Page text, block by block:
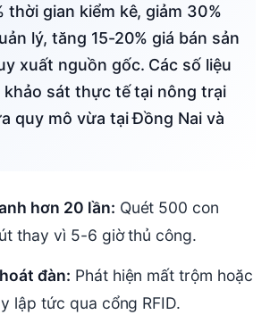
thời gian kiểm kê, giảm 30%
lý, tăng 15-20% giá bán sản
xuất nguồn gốc. Các số liệu
khảo sát thực tế tại nông trại
quy mô vừa tại Đồng Nai và
hơn 20 lần: Quét 500 con
thay vì 5-6 giờ thủ công.
đàn: Phát hiện mất trộm hoặc
lập tức qua cổng RFID.